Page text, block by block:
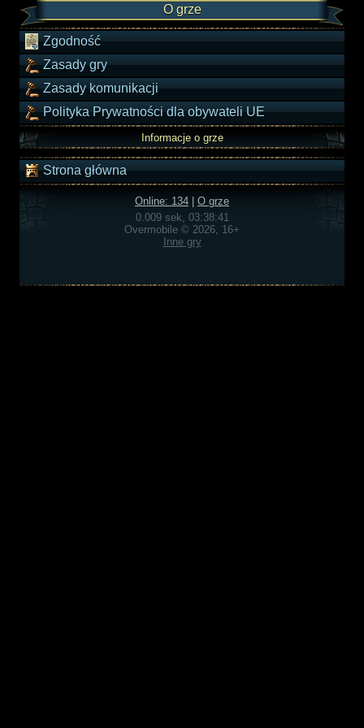
O grze
Zgodność
Zasady gry
Zasady komunikacji
Polityka Prywatności dla obywateli UE
Informacje o grze
Strona główna
Online: 134
O grze
0.009 sek, 03:38:41
Overmobile © 2026, 16+
Inne gry